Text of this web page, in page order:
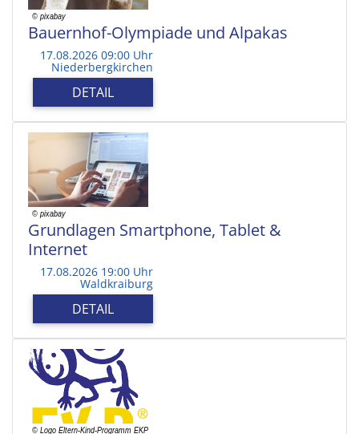
Bauernhof-Olympiade und Alpakas
17.08.2026 09:00 Uhr
Niederbergkirchen
DETAIL
Grundlagen Smartphone, Tablet &
Internet
17.08.2026 19:00 Uhr
Waldkraiburg
DETAIL